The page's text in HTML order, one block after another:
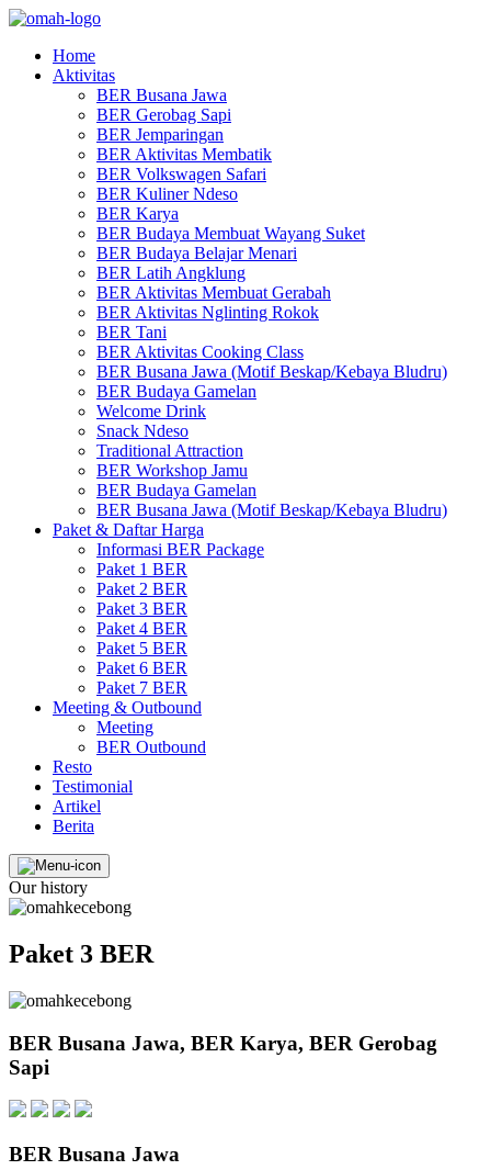
Home
Aktivitas
BER Busana Jawa
BER Gerobag Sapi
BER Jemparingan
BER Aktivitas Membatik
BER Volkswagen Safari
BER Kuliner Ndeso
BER Karya
BER Budaya Membuat Wayang Suket
BER Budaya Belajar Menari
BER Latih Angklung
BER Aktivitas Membuat Gerabah
BER Aktivitas Nglinting Rokok
BER Tani
BER Aktivitas Cooking Class
BER Busana Jawa (Motif Beskap/Kebaya Bludru)
BER Budaya Gamelan
Welcome Drink
Snack Ndeso
Traditional Attraction
BER Workshop Jamu
BER Budaya Gamelan
BER Busana Jawa (Motif Beskap/Kebaya Bludru)
Paket & Daftar Harga
Informasi BER Package
Paket 1 BER
Paket 2 BER
Paket 3 BER
Paket 4 BER
Paket 5 BER
Paket 6 BER
Paket 7 BER
Meeting & Outbound
Meeting
BER Outbound
Resto
Testimonial
Artikel
Berita
Our history
Paket 3 BER
BER Busana Jawa, BER Karya, BER Gerobag
Sapi
BER Busana Jawa